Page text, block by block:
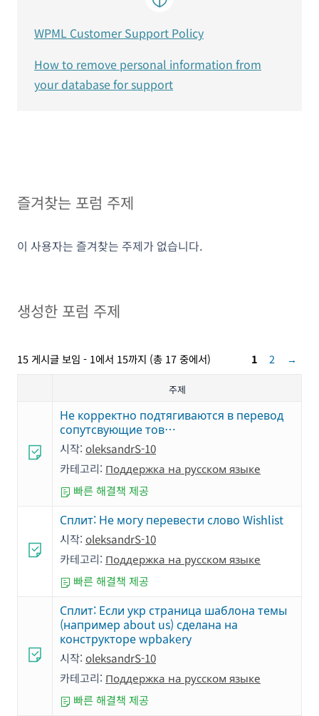
즐겨찾는 포럼 주제
이 사용자는 즐겨찾는 주제가 없습니다.
생성한 포럼 주제
15 게시글 보임 - 1에서 15까지 (총 17 중에서) 1 2 →
주제
Не корректно подтягиваются в перевод
сопутсвующие тов…
시작: oleksandrS-10
카테고리: Поддержка на русском языке
빠른 해결책 제공
Сплит: Не могу перевести слово Wishlist
시작: oleksandrS-10
카테고리: Поддержка на русском языке
빠른 해결책 제공
Сплит: Если укр страница шаблона темы
(например about us) сделана на
конструкторе wpbakery
시작: oleksandrS-10
카테고리: Поддержка на русском языке
빠른 해결책 제공
WPML Customer Support Policy
How to remove personal information from
your database for support